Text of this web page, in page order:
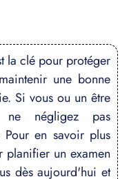
la clé pour protéger
une bonne
Si vous ou un être
négligez pas
en savoir plus
un examen
dès aujourd'hui et